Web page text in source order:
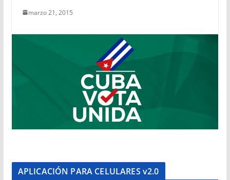
marzo 21, 2015
APLICACIÓN PARA CELULARES v2.0